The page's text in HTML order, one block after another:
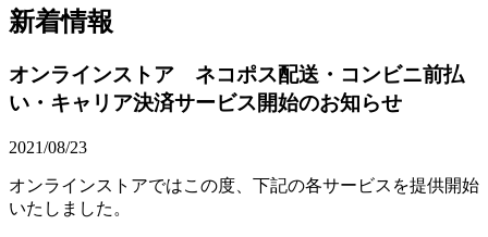
新着情報
オンラインストア ネコポス配送・コンビニ前払
い・キャリア決済サービス開始のお知らせ
2021/08/23
オンラインストアではこの度、下記の各サービスを提供開始
いたしました。